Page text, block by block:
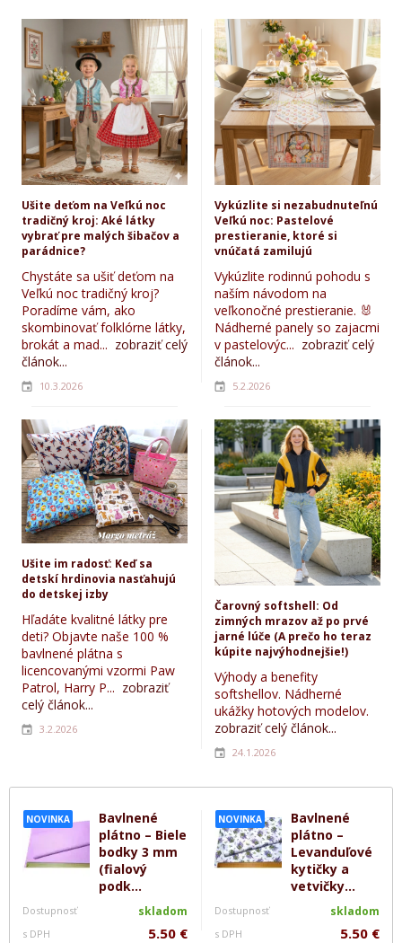
NOVINKA
Bavlnené
plátno – Biele
bodky 3 mm
(fialový
podk...
Dostupnosť skladom
s DPH 5.50 €
NOVINKA
Bavlnené
plátno –
Levanduľové
kytičky a
vetvičky...
Dostupnosť skladom
s DPH 5.50 €
Ušite deťom na Veľkú noc
tradičný kroj: Aké látky
vybrať pre malých šibačov a
parádnice?
Chystáte sa ušiť deťom na
Veľkú noc tradičný kroj?
Poradíme vám, ako
skombinovať folklórne látky,
brokát a mad... zobraziť celý
článok...
10.3.2026
Vykúzlite si nezabudnuteľnú
Veľkú noc: Pastelové
prestieranie, ktoré si
vnúčatá zamilujú
Vykúzlite rodinnú pohodu s
naším návodom na
veľkonočné prestieranie. 🐰
Nádherné panely so zajacmi
v pastelovýc... zobraziť celý
článok...
5.2.2026
Ušite im radosť: Keď sa
detskí hrdinovia nasťahujú
do detskej izby
Hľadáte kvalitné látky pre
deti? Objavte naše 100 %
bavlnené plátna s
licencovanými vzormi Paw
Patrol, Harry P... zobraziť
celý článok...
3.2.2026
Čarovný softshell: Od
zimných mrazov až po prvé
jarné lúče (A prečo ho teraz
kúpite najvýhodnejšie!)
Výhody a benefity
softshellov. Nádherné
ukážky hotových modelov.
zobraziť celý článok...
24.1.2026